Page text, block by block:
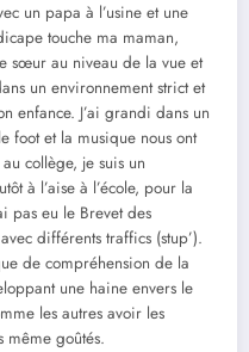
un papa à l’usine et une
touche ma maman,
sœur au niveau de la vue et
un environnement strict et
enfance. J’ai grandi dans un
foot et la musique nous ont
collège, je suis un
à l’aise à l’école, pour la
pas eu le Brevet des
différents traffics (stup’).
de compréhension de la
une haine envers le
les autres avoir les
même goûtés.